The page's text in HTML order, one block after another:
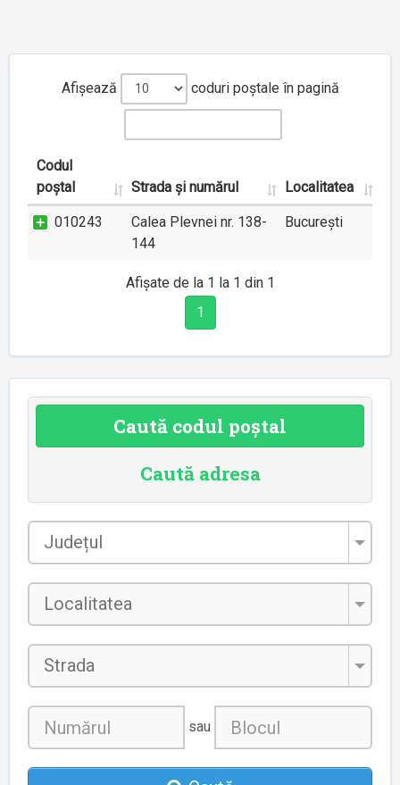
Afișează coduri poștale în pagină
Codul
poștal
Strada și numărul Localitatea
010243
Calea Plevnei nr. 138-
144
București
Afișate de la 1 la 1 din 1
1
Caută codul poștal
Caută adresa
Județul
Localitatea
Strada
sau